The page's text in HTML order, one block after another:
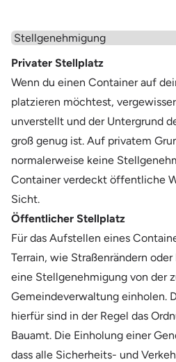
Wähle einen Menüpunkt aus
Privater Stellplatz
Wenn du einen Container auf
platzieren möchtest,
unverstellt und der Untergrund
groß genug ist. Auf privatem
normalerweise keine
Container verdeckt öffentliche
Sicht.
Öffentlicher Stellplatz
Für das Aufstellen eines
Terrain, wie Straßenrändern
eine Stellgenehmigung von der
Gemeindeverwaltung einholen.
hierfür sind in der Regel das
Bauamt. Die Einholung einer
dass alle Sicherheits- und